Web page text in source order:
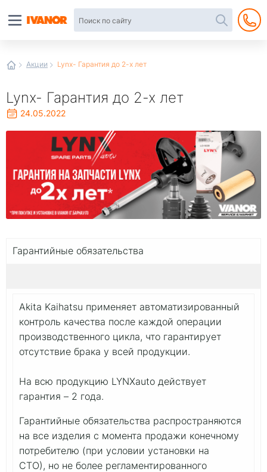
Акции Lynx- Гарантия до 2-х лет
Lynx- Гарантия до 2-х лет
24.05.2022
Гарантийные обязательства
Akita Kaihatsu применяет автоматизированный
контроль качества после каждой операции
производственного цикла, что гарантирует
отсутствие брака у всей продукции.
На всю продукцию LYNXauto действует
гарантия – 2 года.
Гарантийные обязательства распространяются
на все изделия с момента продажи конечному
потребителю (при условии установки на
СТО), но не более регламентированного
интернет-